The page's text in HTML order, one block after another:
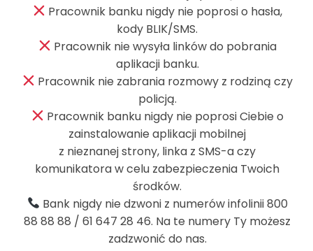
Na skróty
Pracownik banku nigdy nie poprosi o hasła,
kody BLIK/SMS.
Pracownik nie wysyła linków do pobrania
aplikacji banku.
Pracownik nie zabrania rozmowy z rodziną czy
policją.
Pracownik banku nigdy nie poprosi Ciebie o
zainstalowanie aplikacji mobilnej
z nieznanej strony, linka z SMS-a czy
komunikatora w celu zabezpieczenia Twoich
środków.
Bank nigdy nie dzwoni z numerów infolinii 800
88 88 88 / 61 647 28 46. Na te numery Ty możesz
zadzwonić do nas.